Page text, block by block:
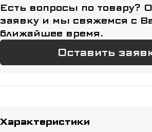
Есть вопросы по товару?
заявку и мы свяжемся с
ближайшее время.
Оставить
Характеристики